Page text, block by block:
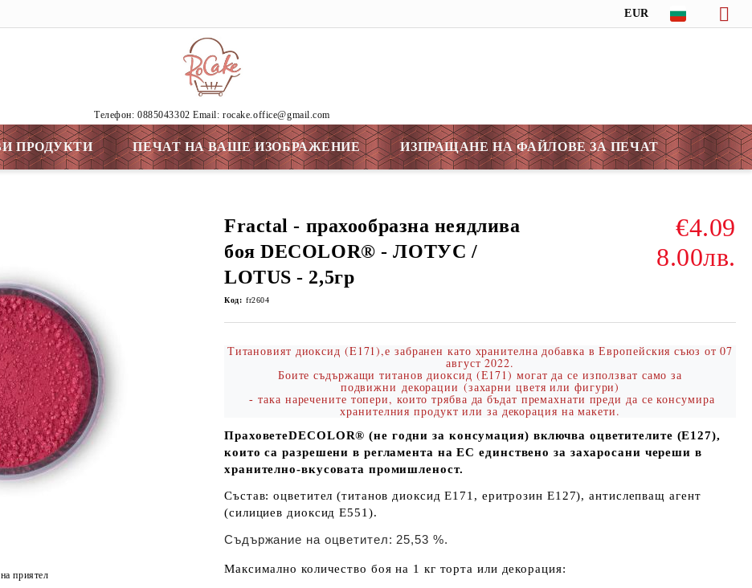
EUR
Tелефон: 0885043302 Email: rocake.office@gmail.com
ПРОДУКТИ ПЕЧАТ НА ВАШЕ ИЗОБРАЖЕНИЕ ИЗПРАЩАНЕ НА ФАЙЛОВЕ ЗА ПЕЧАТ
Fractal - прахообразна неядлива
боя DECOLOR® - ЛОТУС /
LOTUS - 2,5гр
€4.09
8.00лв.
Код: fr2604
Титановият диоксид (E171),е забранен като хранителна добавка в Европейския съюз от 07
август 2022.
Боите съдържащи титанов диоксид (Е171) могат да се използват само за
подвижни декорации (захарни цветя или фигури)
-така наречените топери, които трябва да бъдат премахнати преди да се консумира
хранителния продукт или за декорация на макети.
ПраховетеDECOLOR® (не годни за консумация) включва оцветителите (Е127),
които са разрешени в регламента на ЕС единствено за захаросани череши в
хранително-вкусовата промишленост.
Състав: оцветител (титанов диоксид Е171, еритрозин Е127), антислепващ агент
(силициев диоксид Е551).
Съдържание на оцветител: 25,53 %.
Максимално количество боя на 1 кг торта или декорация:
приятел